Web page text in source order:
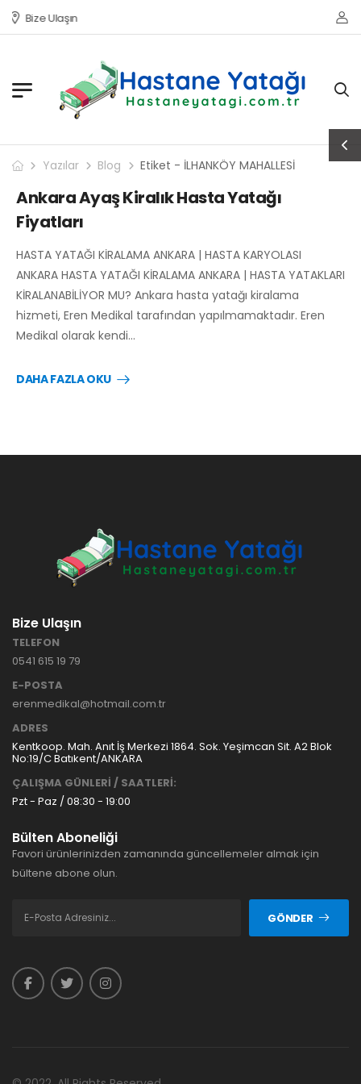
Bize Ulaşın
Yazılar Blog Etiket - İLHANKÖY MAHALLESİ
Ankara Ayaş Kiralık Hasta Yatağı
Fiyatları
HASTA YATAĞI KİRALAMA ANKARA | HASTA KARYOLASI
ANKARA HASTA YATAĞI KİRALAMA ANKARA | HASTA YATAKLARI
KİRALANABİLİYOR MU? Ankara hasta yatağı kiralama
hizmeti, Eren Medikal tarafından yapılmamaktadır. Eren
Medikal olarak kendi…
DAHA FAZLA OKU
Bize Ulaşın
TELEFON
0541 615 19 79
E-POSTA
erenmedikal@hotmail.com.tr
ADRES
Kentkoop. Mah. Anıt İş Merkezi 1864. Sok. Yeşimcan Sit. A2 Blok
No:19/C Batıkent/ANKARA
ÇALIŞMA GÜNLERİ / SAATLERİ:
Pzt - Paz / 08:30 - 19:00
Bülten Aboneliği
Favori ürünlerinizden zamanında güncellemeler almak için
bültene abone olun.
GÖNDER